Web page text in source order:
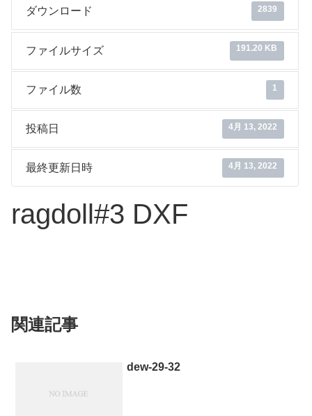
ダウンロード 2839
ファイルサイズ 191.20 KB
ファイル数 1
投稿日 4月 13, 2022
最終更新日時 4月 13, 2022
ragdoll#3 DXF
関連記事
dew-29-32